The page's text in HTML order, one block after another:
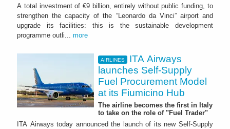
A total investment of €9 billion, entirely without public funding, to
strengthen the capacity of the “Leonardo da Vinci” airport and
upgrade its facilities: this is the sustainable development
programme outli... more
AIRLINES
ITA Airways
launches Self-Supply
Fuel Procurement Model
at its Fiumicino Hub
The airline becomes the first in Italy
to take on the role of "Fuel Trader"
ITA Airways today announced the launch of its new Self-Supply